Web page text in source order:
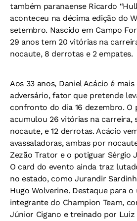
também paranaense Ricardo
aconteceu na décima edição do
setembro. Nascido em Campo
29 anos tem 20 vitórias na
nocaute, 8 derrotas e 2 empates.
Aos 33 anos, Daniel Acácio é
adversário, fator que pretende
confronto do dia 16 dezembro. O
acumulou 26 vitórias na carreira,
nocaute, e 12 derrotas. Acácio
avassaladoras, ambas por
Zezão Trator e o potiguar Sérgio
O card do evento ainda traz
no estado, como Jurandir
Hugo Wolverine. Destaque para
integrante do Champion Team,
Júnior Cigano e treinado por Luiz